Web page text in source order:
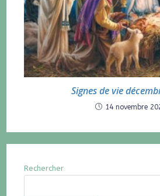
Signes de vie
14 novembre
Rechercher